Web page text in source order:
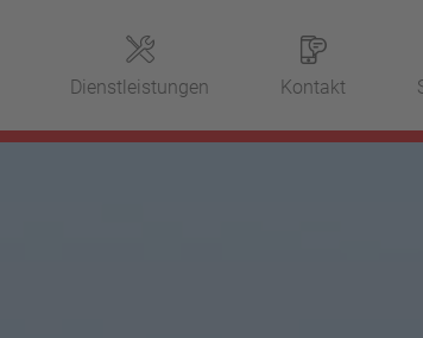
Dienstleistungen Kontakt